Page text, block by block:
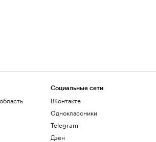
Социальные сети
ВКонтакте
Одноклассники
Telegram
Дзен